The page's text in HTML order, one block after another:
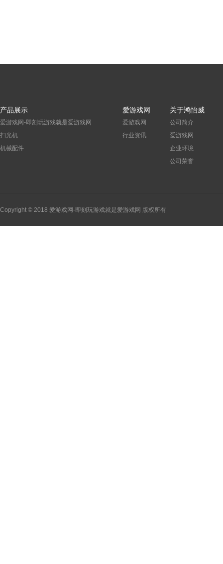
产品展示
爱游戏网-即刻玩游戏就是爱游戏网
扫光机
机械配件
爱游戏网
爱游戏网
行业资讯
关于鸿怡威
公司简介
爱游戏网
企业环境
公司荣誉
Copyright © 2018 爱游戏网-即刻玩游戏就是爱游戏网 版权所有